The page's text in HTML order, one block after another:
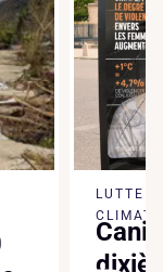
LUTTE